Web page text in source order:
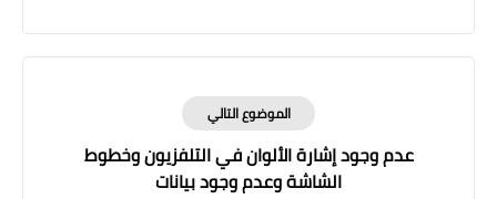
الموضوع التالي
عدم وجود إشارة الألوان في التلفزيون وخطوط
الشاشة وعدم وجود بيانات